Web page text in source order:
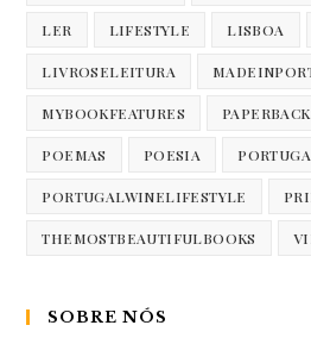
LER LIFESTYLE LISBOA
LIVROSELEITURA
MYBOOKFEATURES
POEMAS POESIA
PORTUGALWINELIFESTYLE
THEMOSTBEAUTIFULBOOKS
SOBRE NÓS